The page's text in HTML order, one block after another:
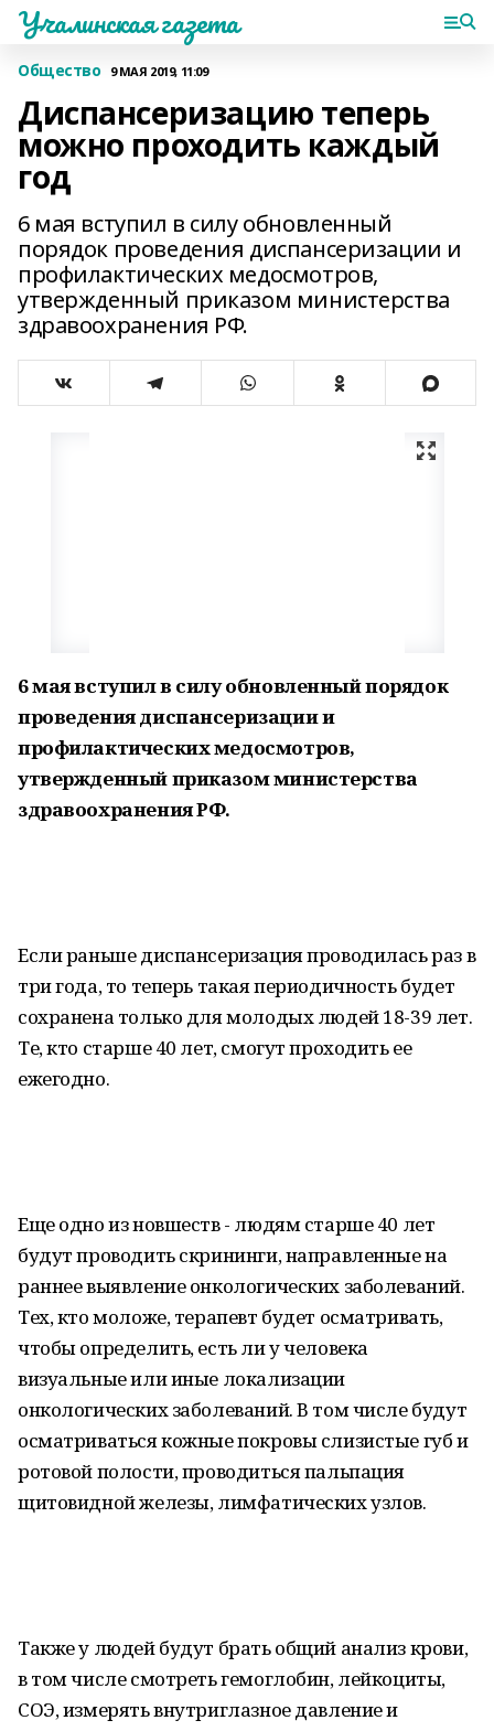
Учалинская газета
Общество 9 МАЯ 2019, 11:09
Диспансеризацию теперь
можно проходить каждый
год
6 мая вступил в силу обновленный
порядок проведения диспансеризации и
профилактических медосмотров,
утвержденный приказом министерства
здравоохранения РФ.
6 мая вступил в силу обновленный порядок
проведения диспансеризации и
профилактических медосмотров,
утвержденный приказом министерства
здравоохранения РФ.
Если раньше диспансеризация проводилась раз в
три года, то теперь такая периодичность будет
сохранена только для молодых людей 18-39 лет.
Те, кто старше 40 лет, смогут проходить ее
ежегодно.
Еще одно из новшеств - людям старше 40 лет
будут проводить скрининги, направленные на
раннее выявление онкологических заболеваний.
Тех, кто моложе, терапевт будет осматривать,
чтобы определить, есть ли у человека
визуальные или иные локализации
онкологических заболеваний. В том числе будут
осматриваться кожные покровы слизистые губ и
ротовой полости, проводиться пальпация
щитовидной железы, лимфатических узлов.
Также у людей будут брать общий анализ крови,
в том числе смотреть гемоглобин, лейкоциты,
СОЭ, измерять внутриглазное давление и